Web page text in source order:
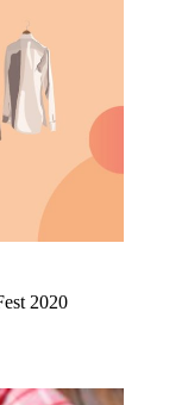
2020